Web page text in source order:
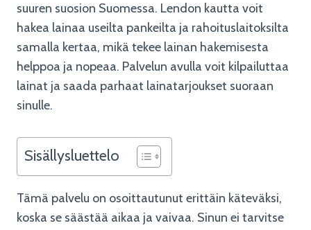
suuren suosion Suomessa. Lendon kautta voit
hakea lainaa useilta pankeilta ja rahoituslaitoksilta
samalla kertaa, mikä tekee lainan hakemisesta
helppoa ja nopeaa. Palvelun avulla voit kilpailuttaa
lainat ja saada parhaat lainatarjoukset suoraan
sinulle.
Sisällysluettelo
Tämä palvelu on osoittautunut erittäin käteväksi,
koska se säästää aikaa ja vaivaa. Sinun ei tarvitse